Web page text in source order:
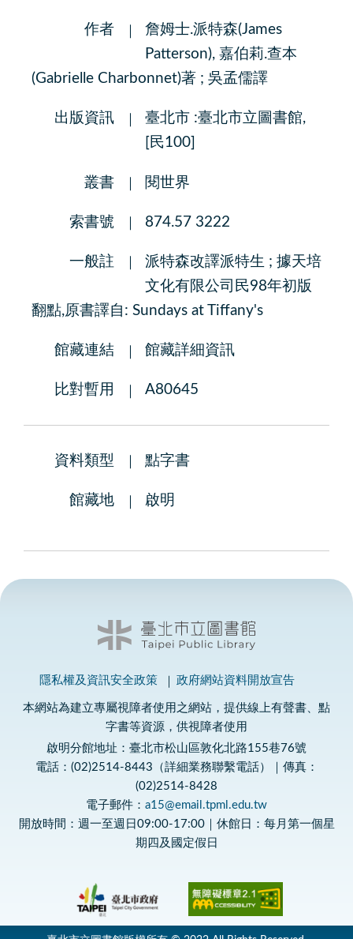
作者
詹姆士.派特森(James
Patterson), 嘉伯莉.查本
(Gabrielle Charbonnet)著 ; 吳孟儒譯
出版資訊
臺北市 :臺北市立圖書館,
[民100]
叢書 閱世界
索書號 874.57 3222
一般註
派特森改譯派特生 ; 據天培
文化有限公司民98年初版
翻點,原書譯自: Sundays at Tiffany's
館藏連結 館藏詳細資訊
比對暫用 A80645
資料類型 點字書
館藏地 啟明
隱私權及資訊安全政策 政府網站資料開放宣告
本網站為建立專屬視障者使用之網站，提供線上有聲書、點
字書等資源，供視障者使用
啟明分館地址：臺北市松山區敦化北路155巷76號
電話：(02)2514-8443（詳細業務聯繫電話）｜傳真：
(02)2514-8428
電子郵件： a15@email.tpml.edu.tw
開放時間：週一至週日09:00-17:00｜休館日：每月第一個星
期四及國定假日